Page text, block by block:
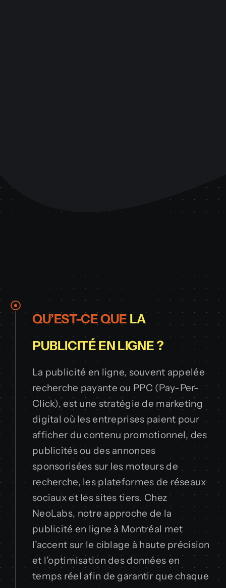
QU’EST-CE QUE LA
PUBLICITÉ EN LIGNE ?
La publicité en ligne, souvent appelée
recherche payante ou PPC (Pay-Per-
Click), est une stratégie de marketing
digital où les entreprises paient pour
afficher du contenu promotionnel, des
publicités ou des annonces
sponsorisées sur les moteurs de
recherche, les plateformes de réseaux
sociaux et les sites tiers. Chez
NeoLabs, notre approche de la
publicité en ligne à Montréal met
l’accent sur le ciblage à haute précision
et l’optimisation des données en
temps réel afin de garantir que chaque